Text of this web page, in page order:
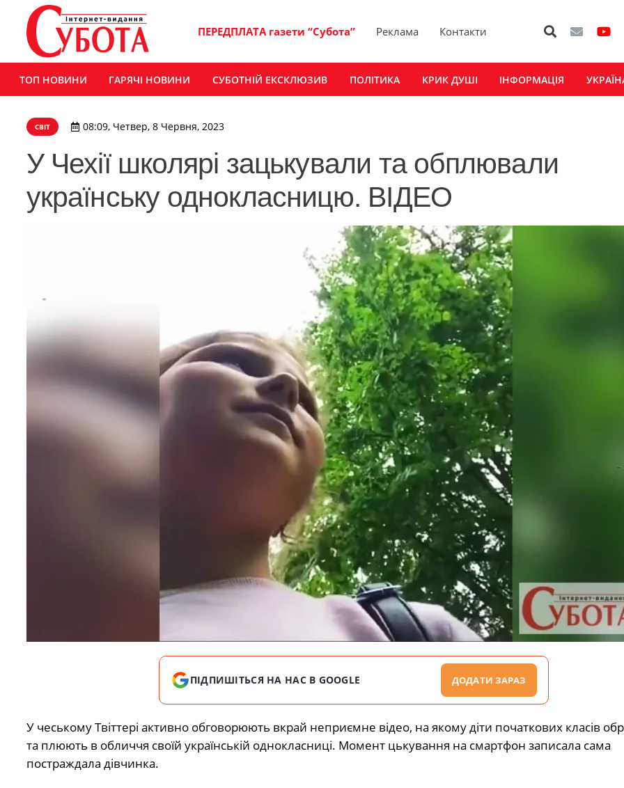
ПЕРЕДПЛАТА газети “Субота” Реклама Контакти
ТОП НОВИНИ ГАРЯЧІ НОВИНИ СУБОТНІЙ ЕКСКЛЮЗИВ ПОЛІТИКА КРИК ДУШІ ІНФОРМАЦІЯ
СВІТ 08:09, Четвер, 8 Червня, 2023
У Чехії школярі зацькували та обплювали
українську однокласницю. ВІДЕО
ПІДПИШІТЬСЯ НА НАС В GOOGLE ДОДАТИ ЗАРАЗ
У чеському Твіттері активно обговорюють вкрай неприємне відео, на якому діти початкових класів
та плюють в обличчя своїй українській однокласниці. Момент цькування на смартфон записала сама
постраждала дівчинка.